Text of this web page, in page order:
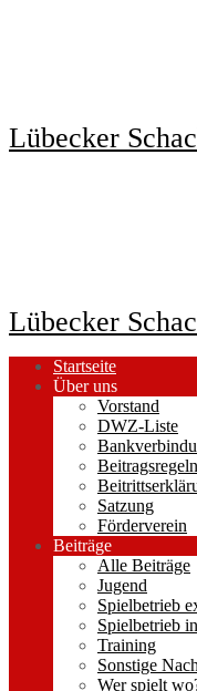
Lübecker
Lübecker
Startseite
Über uns
Vorstand
DWZ-Liste
Beitragsregeln
Satzung
Förderverein
Beiträge
Alle Beiträge
Jugend
Spielbetrieb
Spielbetrieb
Training
Sonstige
Wer spielt